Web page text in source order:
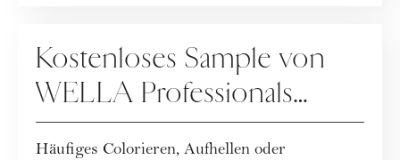
HADID
Kostenloses Sample von
WELLA Professionals
gewinnen!
Häufiges Colorieren, Aufhellen oder